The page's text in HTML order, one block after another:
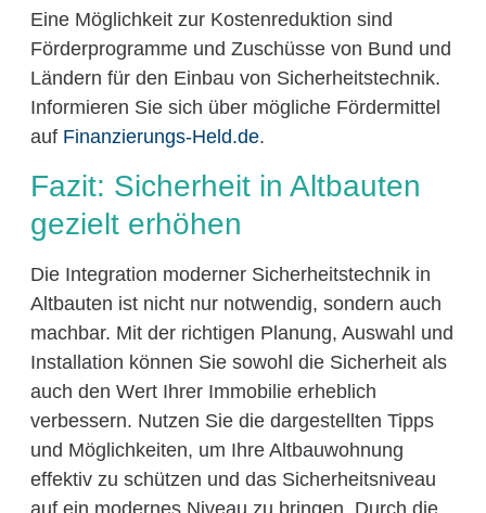
Eine Möglichkeit zur Kostenreduktion sind
Förderprogramme und Zuschüsse von Bund und
Ländern für den Einbau von Sicherheitstechnik.
Informieren Sie sich über mögliche Fördermittel
auf Finanzierungs-Held.de.
Fazit: Sicherheit in Altbauten
gezielt erhöhen
Die Integration moderner Sicherheitstechnik in
Altbauten ist nicht nur notwendig, sondern auch
machbar. Mit der richtigen Planung, Auswahl und
Installation können Sie sowohl die Sicherheit als
auch den Wert Ihrer Immobilie erheblich
verbessern. Nutzen Sie die dargestellten Tipps
und Möglichkeiten, um Ihre Altbauwohnung
effektiv zu schützen und das Sicherheitsniveau